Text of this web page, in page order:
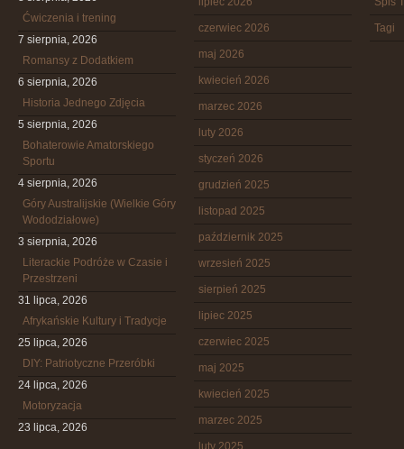
Ćwiczenia i trening
7 sierpnia, 2026
Romansy z Dodatkiem
6 sierpnia, 2026
Historia Jednego Zdjęcia
5 sierpnia, 2026
Bohaterowie Amatorskiego
Sportu
4 sierpnia, 2026
Góry Australijskie (Wielkie Góry
Wododziałowe)
3 sierpnia, 2026
Literackie Podróże w Czasie i
Przestrzeni
31 lipca, 2026
Afrykańskie Kultury i Tradycje
25 lipca, 2026
DIY: Patriotyczne Przeróbki
24 lipca, 2026
Motoryzacja
23 lipca, 2026
czerwiec 2026
maj 2026
kwiecień 2026
marzec 2026
luty 2026
styczeń 2026
grudzień 2025
listopad 2025
październik 2025
wrzesień 2025
sierpień 2025
lipiec 2025
czerwiec 2025
maj 2025
kwiecień 2025
marzec 2025
luty 2025
Tagi